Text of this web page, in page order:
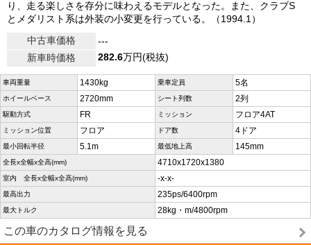
り、走る楽しさを存分に味わえるモデルとなった。また、クラブS
とメダリスト系は外装の小変更を行っている。（1994.1）
中古車価格
---
新車時価格
282.6万円(税抜)
車両重量 1430kg 乗車定員 5名
ホイールベース 2720mm シート列数 2列
駆動方式 FR ミッション フロア4AT
ミッション位置 フロア ドア数 4ドア
最小回転半径 5.1m 最低地上高 145mm
全長x全幅x全高(mm) 4710x1720x1380
室内 全長x全幅x全高(mm) -x-x-
最高出力 235ps/6400rpm
最大トルク 28kg・m/4800rpm
この車のカタログ情報を見る